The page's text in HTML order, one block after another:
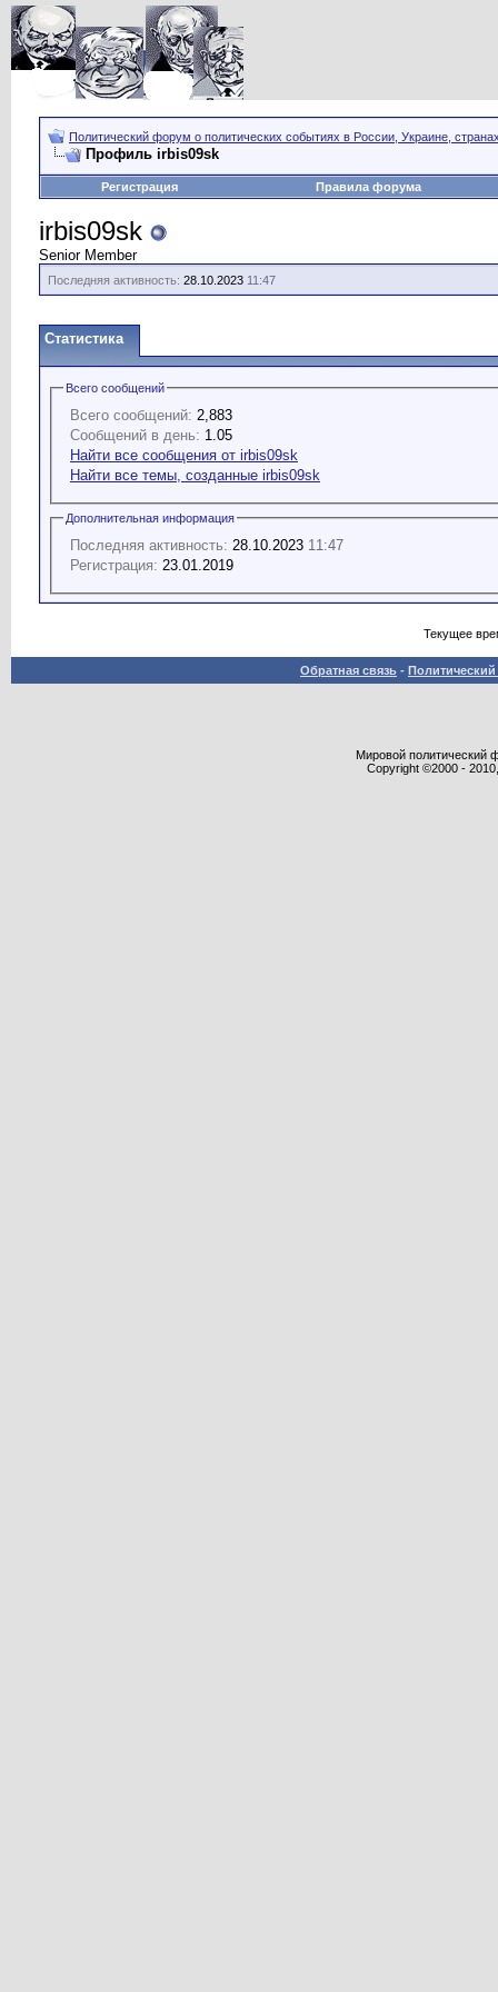
Политический форум о политических событиях в России, Украине,
Профиль irbis09sk
Регистрация Правила форума
irbis09sk
Senior Member
Последняя активность: 28.10.2023 11:47
Статистика
Всего сообщений
Всего сообщений: 2,883
Сообщений в день: 1.05
Найти все сообщения от irbis09sk
Найти все темы, созданные irbis09sk
Дополнительная информация
Последняя активность: 28.10.2023 11:47
Регистрация: 23.01.2019
Текущее
Обратная связь -
Мировой политический
Copyright ©2000 -